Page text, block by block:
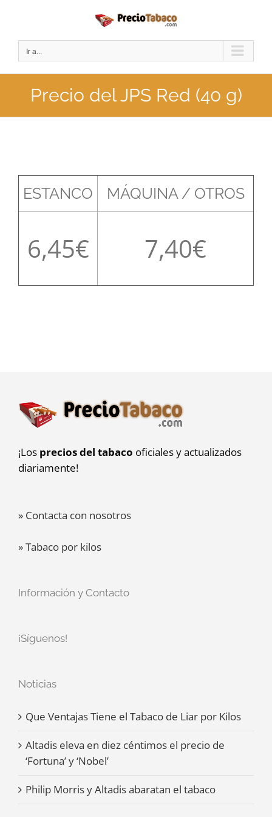
contenido
Ir a...
Precio del JPS Red (40 g)
ESTANCO MÁQUINA / OTROS
6,45 7,40
¡Los precios del tabaco oficiales y actualizados
diariamente!
» Contacta con nosotros
» Tabaco por kilos
Información y Contacto
¡Síguenos!
Noticias
Que Ventajas Tiene el Tabaco de Liar por Kilos
Altadis eleva en diez céntimos el precio de
‘Fortuna’ y ‘Nobel’
Philip Morris y Altadis abaratan el tabaco